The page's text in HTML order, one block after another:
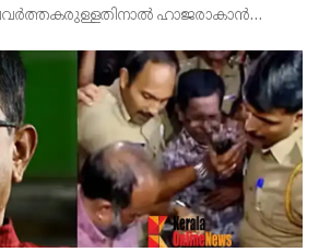
ഹാജരാകാൻ
അനുവദിക്കണമെന്നും പ്രതിഭാ